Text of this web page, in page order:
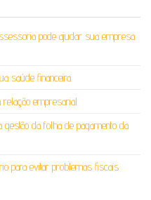
pode ajudar sua empresa
saúde financeira
empresarial
da folha de pagamento da
para evitar problemas fiscais